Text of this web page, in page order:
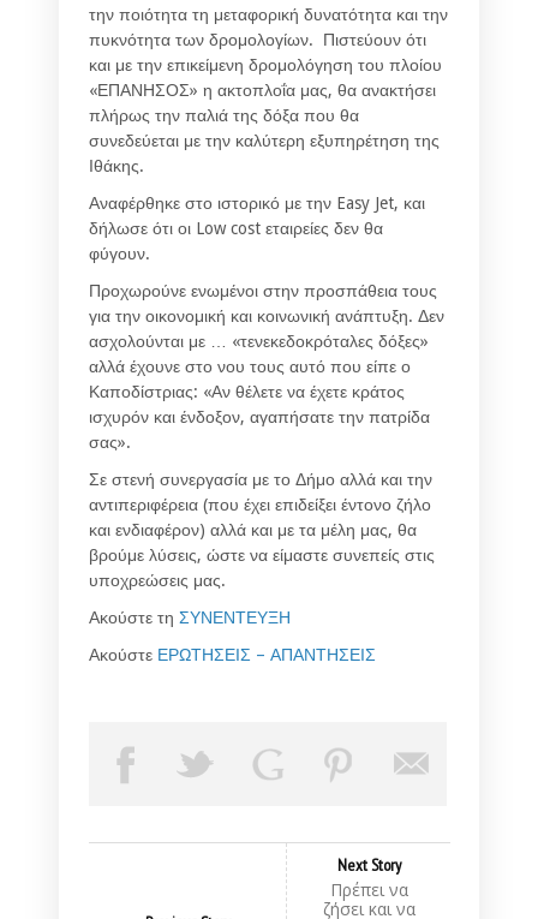
την ποιότητα τη μεταφορική δυνατότητα και την
πυκνότητα των δρομολογίων. Πιστεύουν ότι
και με την επικείμενη δρομολόγηση του πλοίου
«ΕΠΑΝΗΣΟΣ» η ακτοπλοΐα μας, θα ανακτήσει
πλήρως την παλιά της δόξα που θα
συνεδεύεται με την καλύτερη εξυπηρέτηση της
Ιθάκης.
Αναφέρθηκε στο ιστορικό με την Easy Jet, και
δήλωσε ότι οι Low cost εταιρείες δεν θα
φύγουν.
Προχωρούνε ενωμένοι στην προσπάθεια τους
για την οικονομική και κοινωνική ανάπτυξη. Δεν
ασχολούνται με … «τενεκεδοκρόταλες δόξες»
αλλά έχουνε στο νου τους αυτό που είπε ο
Καποδίστριας: «Αν θέλετε να έχετε κράτος
ισχυρόν και ένδοξον, αγαπήσατε την πατρίδα
σας».
Σε στενή συνεργασία με το Δήμο αλλά και την
αντιπεριφέρεια (που έχει επιδείξει έντονο ζήλο
και ενδιαφέρον) αλλά και με τα μέλη μας, θα
βρούμε λύσεις, ώστε να είμαστε συνεπείς στις
υποχρεώσεις μας.
Ακούστε τη ΣΥΝΕΝΤΕΥΞΗ
Ακούστε ΕΡΩΤΗΣΕΙΣ – ΑΠΑΝΤΗΣΕΙΣ
Next Story
Πρέπει να
ζήσει και να